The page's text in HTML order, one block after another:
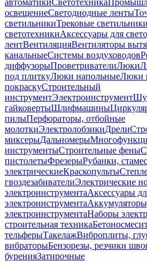
автоматикиСветотехника
освещениеСветодиодные ленты
светильникиТрековые светильники
светотехникиАксессуары для
лентВентиляцияВентиляторы
канальныеСистемы воздуховодов
диффузорыПроветривателиЛюки
под плиткуЛюки напольныеЛюки
покраскуСтроительный
инструментЭлектроинструмент
гайковертыШлифмашины
пилыПерфораторы, отбойные
молоткиЭлектролобзикиДрели
миксерыДальномеры
инструментыСтроительные фены
пистолетыФрезерыРубанки,
электрическиеКраскопульты
гвоздезабивателиЭлектрические
электроинструментаАксессуары
электроинструмента
электроинструментаНаборы
строительная техника
тельферыТакелажВиброплиты,
вибраторыБензорезы, резчики
буренияЗатирочные